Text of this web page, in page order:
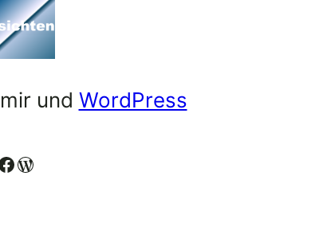
und WordPress
WordPress